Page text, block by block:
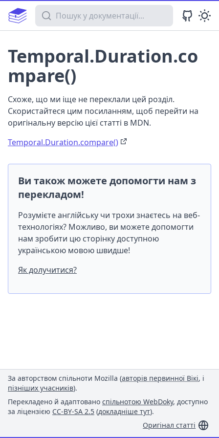
Пошук у документації
Temporal.Duration.co
mpare()
Схоже, що ми іще не переклали цей розділ.
Скористайтеся цим посиланням, щоб перейти на
оригінальну версію цієї статті в MDN.
Temporal.Duration.compare()
Ви також можете допомогти нам з
перекладом!
Розумієте англійську чи трохи знаєтесь на веб-
технологіях? Можливо, ви можете допомогти
нам зробити цю сторінку доступною
українською мовою швидше!
Як долучитися?
За авторством спільноти Mozilla (авторів первинної Вікі, і
пізніших учасників).
Перекладено й адаптовано спільнотою WebDoky, доступно
за ліцензією CC-BY-SA 2.5 (докладніше тут).
Оригінал статті